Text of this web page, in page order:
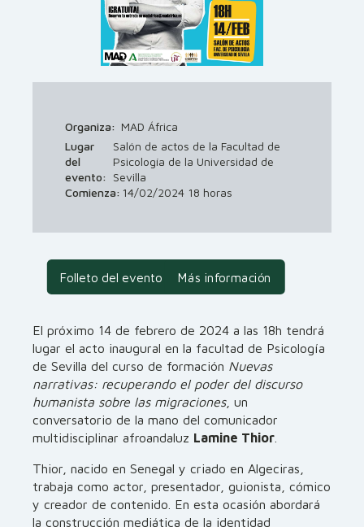
Organiza: MAD África
Lugar
del
evento:
Salón de actos de la Facultad de
Psicología de la Universidad de
Sevilla
Comienza: 14/02/2024 18 horas
Folleto del evento Más información
El próximo 14 de febrero de 2024 a las 18h tendrá
lugar el acto inaugural en la facultad de Psicología
de Sevilla del curso de formación Nuevas
narrativas: recuperando el poder del discurso
humanista sobre las migraciones, un
conversatorio de la mano del comunicador
multidisciplinar afroandaluz Lamine Thior
Thior, nacido en Senegal y criado en Algeciras,
trabaja como actor, presentador, guionista, cómico
y creador de contenido. En esta ocasión abordará
la construcción mediática de la identidad